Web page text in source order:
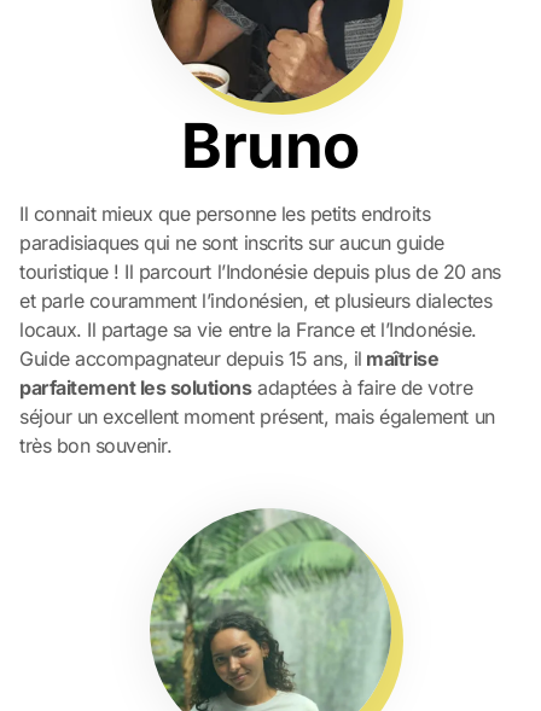
Bruno
Il connait mieux que personne les petits endroits
paradisiaques qui ne sont inscrits sur aucun guide
touristique ! Il parcourt l’Indonésie depuis plus de 20 ans
et parle couramment l’indonésien, et plusieurs dialectes
locaux. Il partage sa vie entre la France et l’Indonésie.
Guide accompagnateur depuis 15 ans, il maîtrise
parfaitement les solutionsadaptées à faire de votre
séjour un excellent moment présent, mais également un
très bon souvenir.